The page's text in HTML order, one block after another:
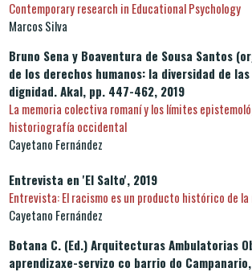
Contemporary research in Educational Psychology
Marcos Silva
Bruno Sena y Boaventura de Sousa Santos
de los derechos humanos: la diversidad de
dignidad. Akal, pp. 447-462, 2019
La memoria colectiva romaní y los límites
historiografía occidental
Cayetano Fernández
Entrevista en 'El Salto', 2019
Entrevista: El racismo es un producto histórico de
Cayetano Fernández
Botana C. (Ed.) Arquitecturas Ambulatorias
aprendizaxe-servizo co barrio do